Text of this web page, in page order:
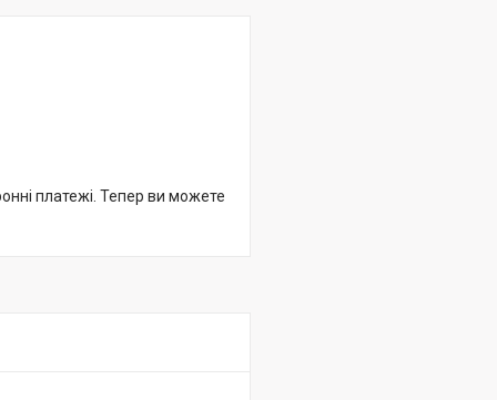
платежі. Тепер ви можете